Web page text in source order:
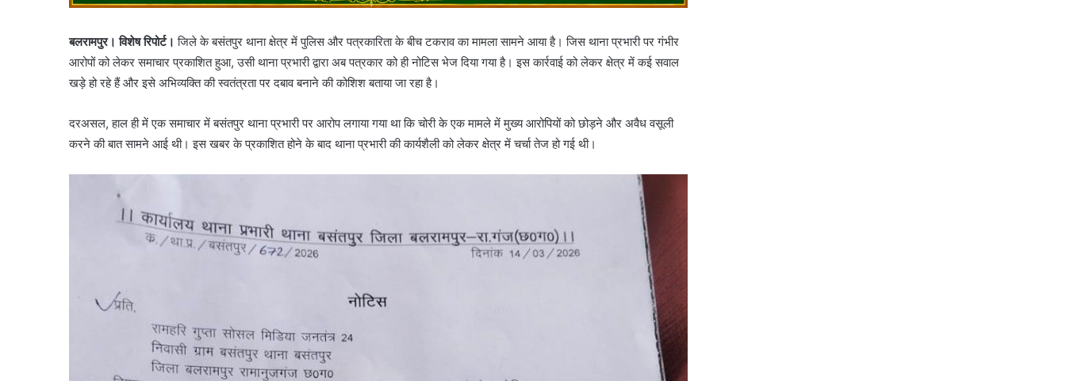
बलरामपुर। विशेष रिपोर्ट। जिले के बसंतपुर थाना क्षेत्र में पुलिस और पत्रकारिता के बीच टकराव का मामला सामने आया है। जिस थाना प्रभारी पर गंभीर
आरोपों को लेकर समाचार प्रकाशित हुआ, उसी थाना प्रभारी द्वारा अब पत्रकार को ही नोटिस भेज दिया गया है। इस कार्रवाई को लेकर क्षेत्र में कई सवाल
खड़े हो रहे हैं और इसे अभिव्यक्ति की स्वतंत्रता पर दबाव बनाने की कोशिश बताया जा रहा है।
दरअसल, हाल ही में एक समाचार में बसंतपुर थाना प्रभारी पर आरोप लगाया गया था कि चोरी के एक मामले में मुख्य आरोपियों को छोड़ने और अवैध वसूली
करने की बात सामने आई थी। इस खबर के प्रकाशित होने के बाद थाना प्रभारी की कार्यशैली को लेकर क्षेत्र में चर्चा तेज हो गई थी।